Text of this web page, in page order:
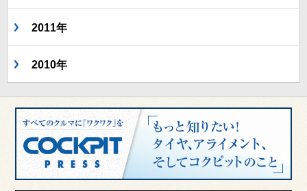
2011年
2010年